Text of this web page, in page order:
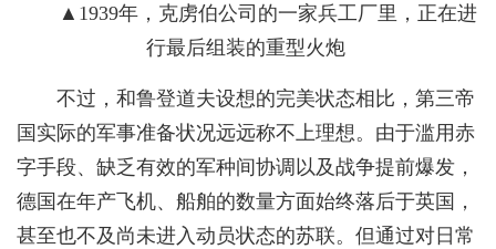
▲1939年，克虏伯公司的一家兵工厂里，正在进
行最后组装的重型火炮
不过，和鲁登道夫设想的完美状态相比，第三帝
国实际的军事准备状况远远称不上理想。由于滥用赤
字手段、缺乏有效的军种间协调以及战争提前爆发，
德国在年产飞机、船舶的数量方面始终落后于英国，
甚至也不及尚未进入动员状态的苏联。但通过对日常